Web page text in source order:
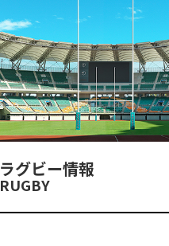
ラグビー情報
RUGBY